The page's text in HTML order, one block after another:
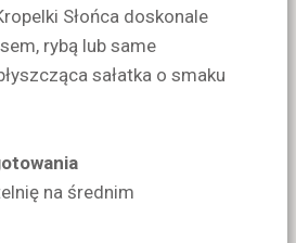
Słońca doskonale
rybą lub same
sałatka o smaku
na średnim